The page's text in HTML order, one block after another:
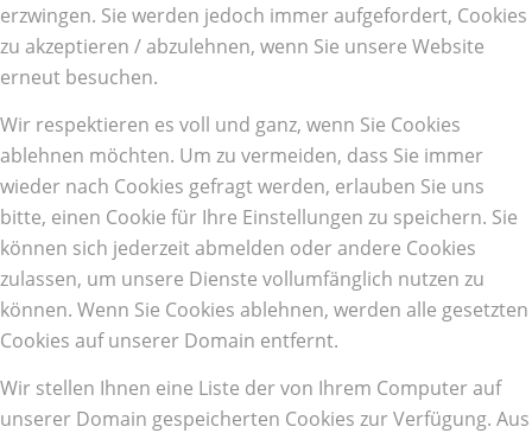
erzwingen. Sie werden jedoch immer aufgefordert, Cookies
zu akzeptieren / abzulehnen, wenn Sie unsere Website
erneut besuchen.
Wir respektieren es voll und ganz, wenn Sie Cookies
ablehnen möchten. Um zu vermeiden, dass Sie immer
wieder nach Cookies gefragt werden, erlauben Sie uns
bitte, einen Cookie für Ihre Einstellungen zu speichern. Sie
können sich jederzeit abmelden oder andere Cookies
zulassen, um unsere Dienste vollumfänglich nutzen zu
können. Wenn Sie Cookies ablehnen, werden alle gesetzten
Cookies auf unserer Domain entfernt.
Wir stellen Ihnen eine Liste der von Ihrem Computer auf
unserer Domain gespeicherten Cookies zur Verfügung. Aus